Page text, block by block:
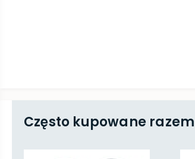
Często kupowane razem